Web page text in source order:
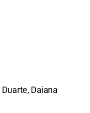
Daiana